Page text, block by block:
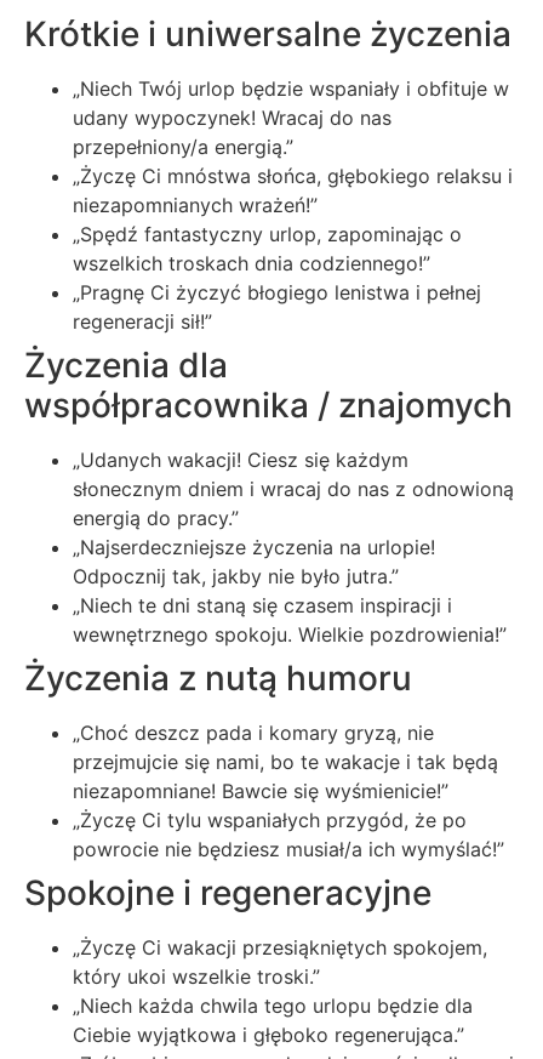
Krótkie i uniwersalne życzenia
„Niech Twój urlop będzie wspaniały i obfituje w
udany wypoczynek! Wracaj do nas
przepełniony/a energią.”
„Życzę Ci mnóstwa słońca, głębokiego relaksu i
niezapomnianych wrażeń!”
„Spędź fantastyczny urlop, zapominając o
wszelkich troskach dnia codziennego!”
„Pragnę Ci życzyć błogiego lenistwa i pełnej
regeneracji sił!”
Życzenia dla
współpracownika / znajomych
„Udanych wakacji! Ciesz się każdym
słonecznym dniem i wracaj do nas z odnowioną
energią do pracy.”
„Najserdeczniejsze życzenia na urlopie!
Odpocznij tak, jakby nie było jutra.”
„Niech te dni staną się czasem inspiracji i
wewnętrznego spokoju. Wielkie pozdrowienia!”
Życzenia z nutą humoru
„Choć deszcz pada i komary gryzą, nie
przejmujcie się nami, bo te wakacje i tak będą
niezapomniane! Bawcie się wyśmienicie!”
„Życzę Ci tylu wspaniałych przygód, że po
powrocie nie będziesz musiał/a ich wymyślać!”
Spokojne i regeneracyjne
„Życzę Ci wakacji przesiąkniętych spokojem,
który ukoi wszelkie troski.”
„Niech każda chwila tego urlopu będzie dla
Ciebie wyjątkowa i głęboko regenerująca.”